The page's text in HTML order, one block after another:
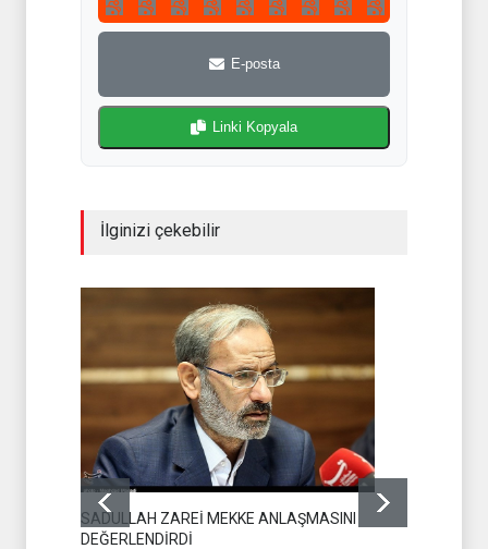
E-posta
Linki Kopyala
İlginizi çekebilir
SADULLAH ZAREİ MEKKE ANLAŞMASINI
DEĞERLENDİRDİ